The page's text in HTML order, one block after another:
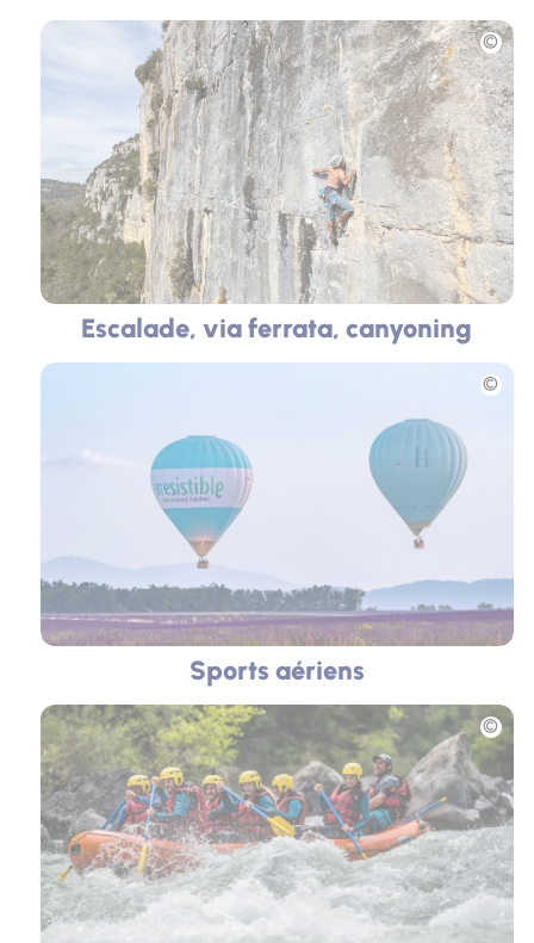
Escalade, via ferrata, canyoning
Photo
Sports aériens
Photo
Photo